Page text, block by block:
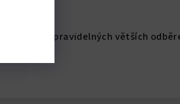
Kč nebo při pravidelných větších